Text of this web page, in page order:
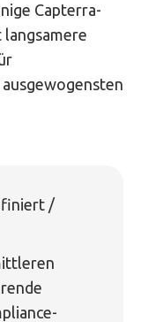
Capterra-
/